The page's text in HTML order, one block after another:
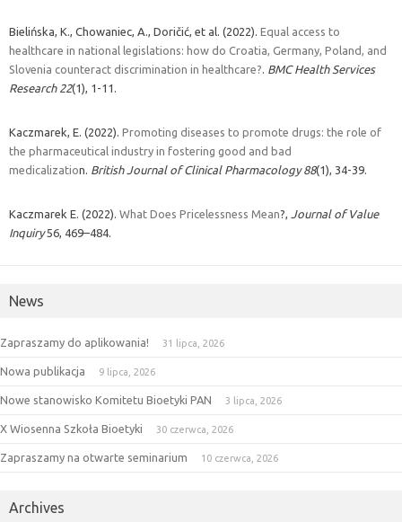
Bielińska, K., Chowaniec, A., Doričić, et al. (2022). Equal access to
healthcare in national legislations: how do Croatia, Germany, Poland, and
Slovenia counteract discrimination in healthcare? BMC Health Services
Research 22(1), 1-11.
Kaczmarek, E. (2022). Promoting diseases to promote drugs: the role of
the pharmaceutical industry in fostering good and bad
medicalization. British Journal of Clinical Pharmacology 88(1), 34-39.
Kaczmarek E. (2022). What Does Pricelessness Mean?,
Journal of Value
Inquiry56, 469–484.
News
Zapraszamy do aplikowania! 31 lipca, 2026
Nowa publikacja 9 lipca, 2026
Nowe stanowisko Komitetu Bioetyki PAN 3 lipca, 2026
X Wiosenna Szkoła Bioetyki 30 czerwca, 2026
Zapraszamy na otwarte seminarium 10 czerwca, 2026
Archives